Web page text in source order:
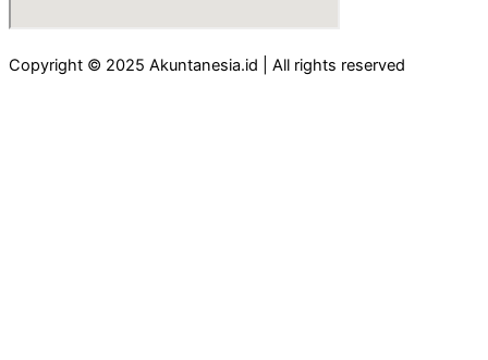
Copyright © 2025 Akuntanesia.id | All rights reserved